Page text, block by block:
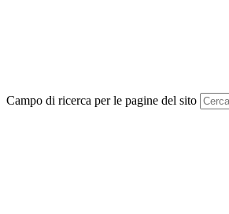
Campo di ricerca per le pagine del sito